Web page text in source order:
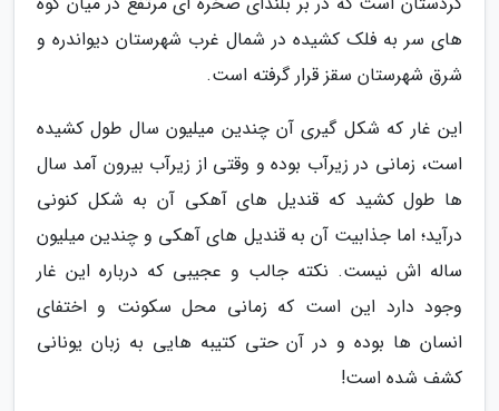
های سر به فلک کشیده در شمال غرب شهرستان دیواندره و
شرق شهرستان سقز قرار گرفته است.
این غار که شکل گیری آن چندین میلیون سال طول کشیده
است، زمانی در زیرآب بوده و وقتی از زیرآب بیرون آمد سال
ها طول کشید که قندیل های آهکی آن به شکل کنونی
درآید؛ اما جذابیت آن به قندیل های آهکی و چندین میلیون
ساله اش نیست. نکته جالب و عجیبی که درباره این غار
وجود دارد این است که زمانی محل سکونت و اختفای
انسان ها بوده و در آن حتی کتیبه هایی به زبان یونانی
کشف شده است!